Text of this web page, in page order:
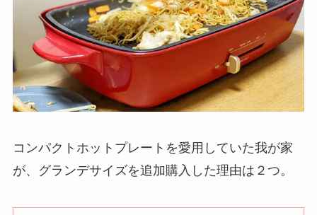
コンパクトホットプレートを愛用していた我が家
が、グランデサイズを追加購入した理由は２つ。